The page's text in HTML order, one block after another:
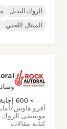
الروك البديل
الميتال اللحني
> 600 إجابة تم تقديمها
أفرو هاوس/
موسيقى الروك
كتابة مقالات